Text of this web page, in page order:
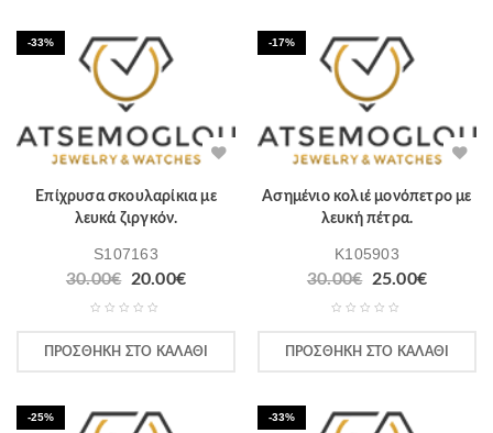
-33%
Επίχρυσα σκουλαρίκια με
λευκά ζιργκόν.
S107163
30.00€ 20.00€
ΠΡΟΣΘΉΚΗ ΣΤΟ ΚΑΛΆΘΙ
-17%
Ασημένιο κολιέ μονόπετρο με
λευκή πέτρα.
K105903
30.00€ 25.00€
ΠΡΟΣΘΉΚΗ ΣΤΟ ΚΑΛΆΘΙ
-25% -33%